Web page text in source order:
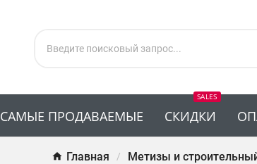
САМЫЕ ПРОДАВАЕМЫЕ СКИДКИ
SALES
Главная Метизы и